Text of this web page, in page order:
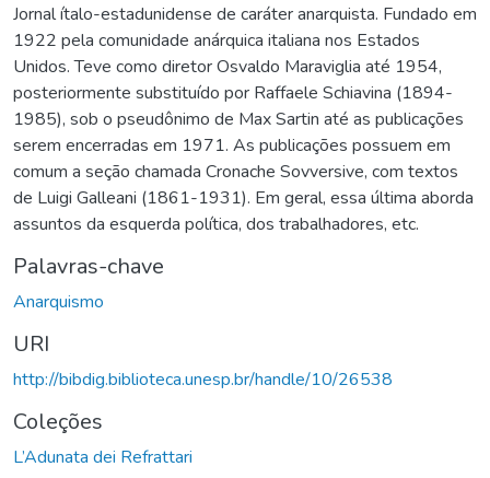
Jornal ítalo-estadunidense de caráter anarquista. Fundado em
1922 pela comunidade anárquica italiana nos Estados
Unidos. Teve como diretor Osvaldo Maraviglia até 1954,
posteriormente substituído por Raffaele Schiavina (1894-
1985), sob o pseudônimo de Max Sartin até as publicações
serem encerradas em 1971. As publicações possuem em
comum a seção chamada Cronache Sovversive, com textos
de Luigi Galleani (1861-1931). Em geral, essa última aborda
assuntos da esquerda política, dos trabalhadores, etc.
Palavras-chave
Anarquismo
URI
http://bibdig.biblioteca.unesp.br/handle/10/26538
Coleções
L’Adunata dei Refrattari